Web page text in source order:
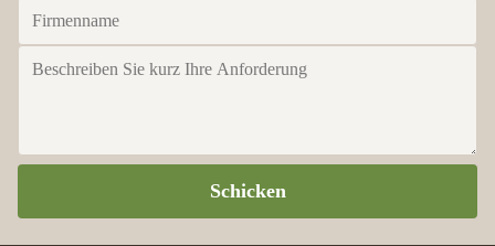
Schicken